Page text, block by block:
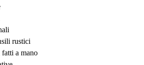
rustici
a mano